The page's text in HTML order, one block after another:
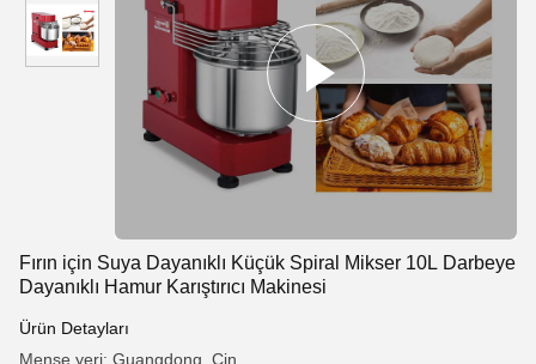
Fırın için Suya Dayanıklı Küçük Spiral Mikser 10L Darbeye
Dayanıklı Hamur Karıştırıcı Makinesi
Ürün Detayları
Menşe yeri: Guangdong, Çin